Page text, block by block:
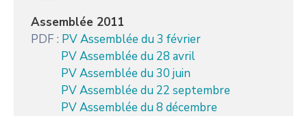
Assemblée 2011
PDF : PV Assemblée du 3 février
PV Assemblée du 28 avril
PV Assemblée du 30 juin
PV Assemblée du 22 septembre
PV Assemblée du 8 décembre